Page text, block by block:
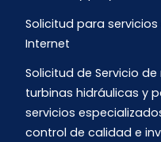
Solicitud para
Internet
Solicitud de Servicio
turbinas hidráulicas y
servicios
control de calidad e